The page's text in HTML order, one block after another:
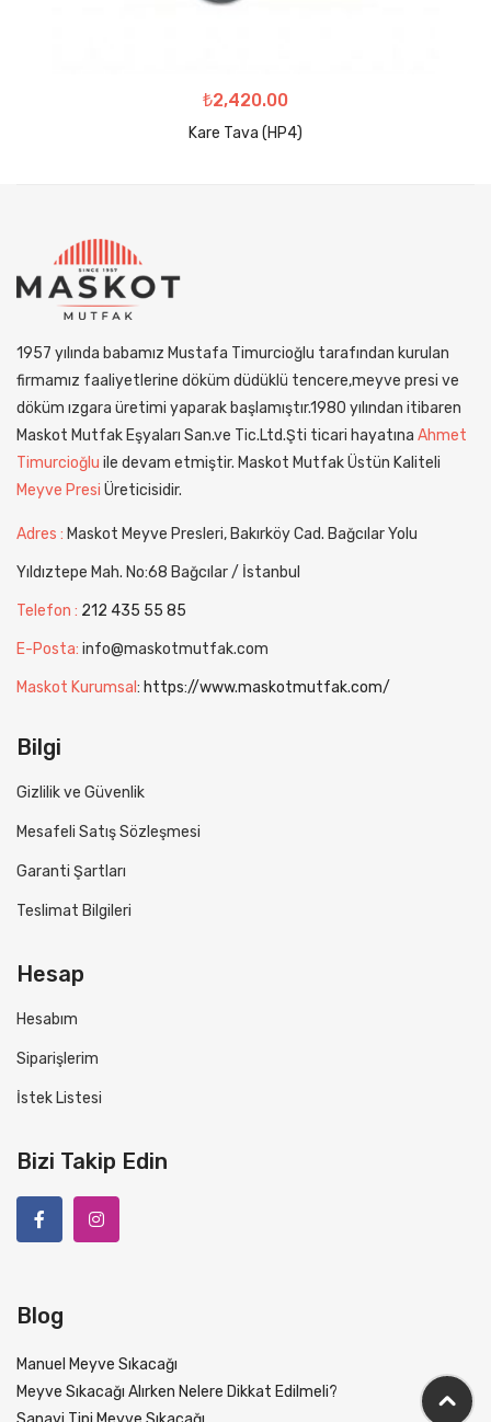
₺2,420.00
Kare Tava (HP4)
1957 yılında babamız Mustafa Timurcioğlu tarafından kurulan
firmamız faaliyetlerine döküm düdüklü tencere,meyve presi ve
döküm ızgara üretimi yaparak başlamıştır.1980 yılından itibaren
Maskot Mutfak Eşyaları San.ve Tic.Ltd.Şti ticari hayatına Ahmet
Timurcioğlu ile devam etmiştir. Maskot Mutfak Üstün Kaliteli
Meyve Presi Üreticisidir.
Adres : Maskot Meyve Presleri, Bakırköy Cad. Bağcılar Yolu
Yıldıztepe Mah. No:68 Bağcılar / İstanbul
Telefon : 212 435 55 85
E-Posta: info@maskotmutfak.com
Maskot Kurumsal : https://www.maskotmutfak.com/
Bilgi
Gizlilik ve Güvenlik
Mesafeli Satış Sözleşmesi
Garanti Şartları
Teslimat Bilgileri
Hesap
Hesabım
Siparişlerim
İstek Listesi
Bizi Takip Edin
Blog
Manuel Meyve Sıkacağı
Meyve Sıkacağı Alırken Nelere Dikkat Edilmeli?